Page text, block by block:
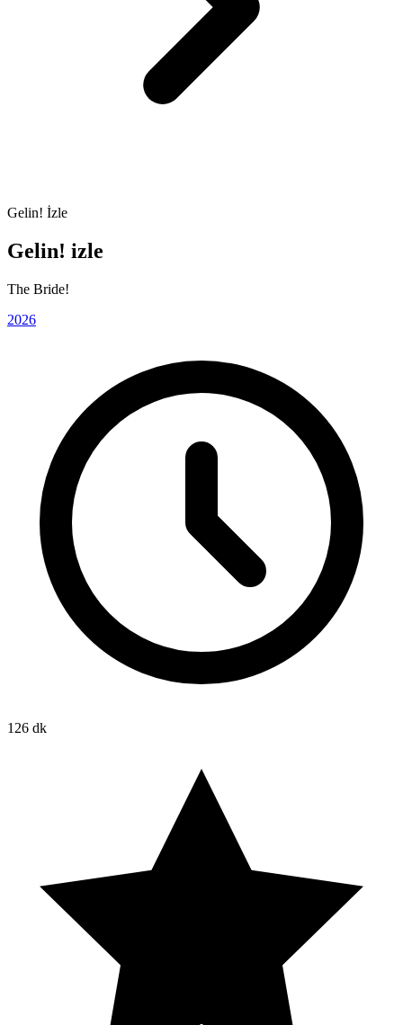
Gelin! İzle
Gelin! izle
The Bride!
2026
126 dk